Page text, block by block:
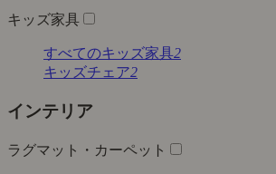
キッズ家具
すべてのキッズ家具2
キッズチェア2
インテリア
ラグマット・カーペット